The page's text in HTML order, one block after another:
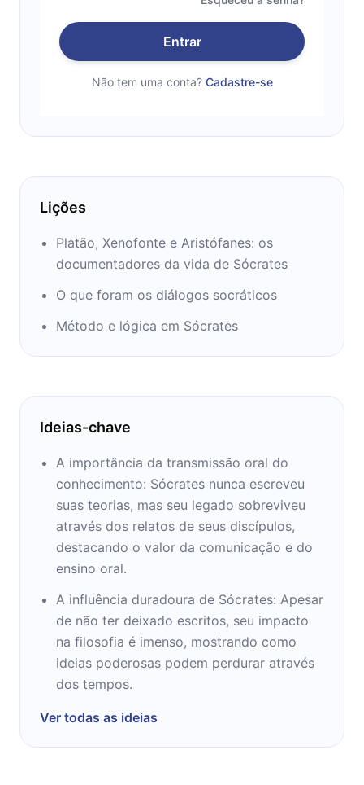
Entrar
Não tem uma conta? Cadastre-se
Lições
Platão, Xenofonte e Aristófanes: os
documentadores da vida de Sócrates
O que foram os diálogos socráticos
Método e lógica em Sócrates
Ideias-chave
A importância da transmissão oral do
conhecimento: Sócrates nunca escreveu
suas teorias, mas seu legado sobreviveu
através dos relatos de seus discípulos,
destacando o valor da comunicação e do
ensino oral.
A influência duradoura de Sócrates: Apesar
de não ter deixado escritos, seu impacto
na filosofia é imenso, mostrando como
ideias poderosas podem perdurar através
dos tempos.
Ver todas as ideias